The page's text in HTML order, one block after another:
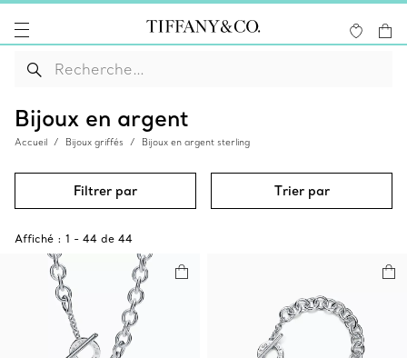
Bijoux en argent
Accueil Bijoux griffés Bijoux en argent sterling
Filtrer par Trier par
Affiché : 1 - 44 de 44